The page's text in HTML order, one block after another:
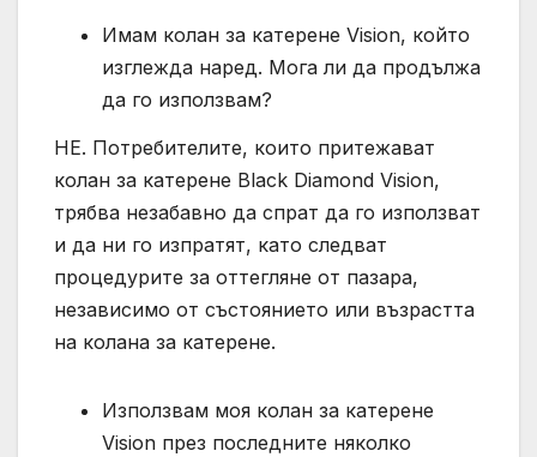
Имам колан за катерене Vision, който
изглежда наред. Мога ли да продължа
да го използвам?
НЕ. Потребителите, които притежават
колан за катерене Black Diamond Vision,
трябва незабавно да спрат да го използват
и да ни го изпратят, като следват
процедурите за оттегляне от пазара,
независимо от състоянието или възрастта
на колана за катерене.
Използвам моя колан за катерене
Vision през последните няколко